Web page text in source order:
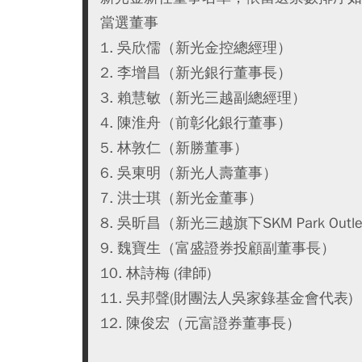
當選董事
1. 吳欣儒（新光金控總經理）
2. 李增昌（新光銀行董事長）
3. 賴慧敏（新光三越副總經理）
4. 陳淮舟（前彰化銀行董事）
5. 林敦仁（新勝董事）
6. 吳東明（新光人壽董事）
7. 洪士琪（新光金董事）
8. 吳昕昌（新光三越旗下SKM Park
9. 魏寶生（富盛證券投顧副董事長）
10. 林詩梅 (律師)
11. 吳邦聲(財團法人吳家錄基金會代表)
12. 陳俊宏（元富證券董事長）